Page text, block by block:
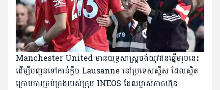
Manchester United មានយុទ្ធសាស្ត្រចង់យុវជនឆ្នើមរូបនេះ
ដើម្បីបញ្ជូនទៅកាន់ក្លឹប Lausanne នៅប្រទេសស្វីស ដែលស្ថិត
ក្រោមការគ្រប់គ្រងរបស់ក្រុម INEOS ដែលម្ចាស់ភាគហ៊ុន